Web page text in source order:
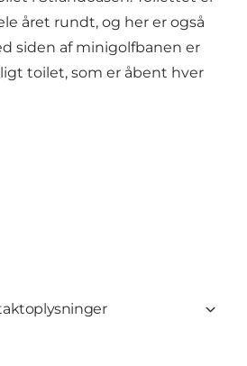
året rundt, og her er også
siden af minigolfbanen er
toilet, som er åbent hver